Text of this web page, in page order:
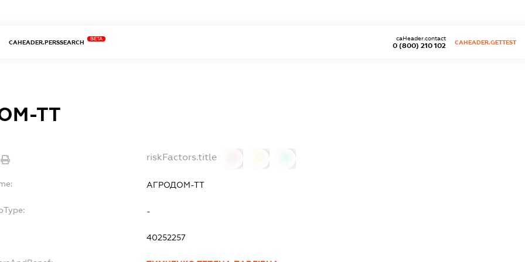
CAHEADER.PERSSEARCH
BETA
0 (800) 210 102
caHeader.contact
CAHEADER.GETTEST
ТТ
riskFactors.title
АГРОДОМ-ТТ
-
40252257